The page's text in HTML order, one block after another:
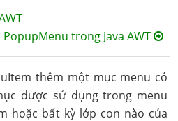
PopupMenu trong Java AWT
thêm một mục menu có
được sử dụng trong menu
hoặc bất kỳ lớp con nào của